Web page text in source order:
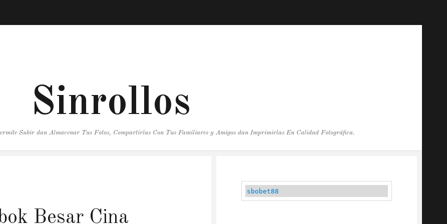
Sinrollos
Subir dan Almacenar Tus Fotos, Compartirlas Con Tus Familiares y Amigos dan Imprimirlas En Calidad Fotográfica.
Besar Cina
sbobet88